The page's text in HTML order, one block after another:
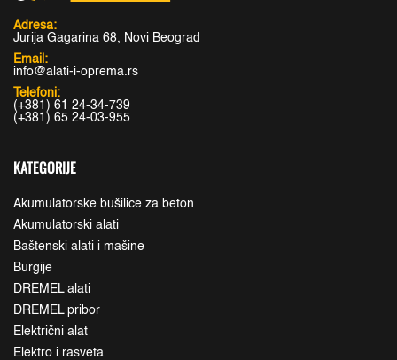
Adresa:
Jurija Gagarina 68, Novi Beograd
Email:
info@alati-i-oprema.rs
Telefoni:
(+381) 61 24-34-739
(+381) 65 24-03-955
KATEGORIJE
Akumulatorske bušilice za beton
Akumulatorski alati
Baštenski alati i mašine
Burgije
DREMEL alati
DREMEL pribor
Električni alat
Elektro i rasveta